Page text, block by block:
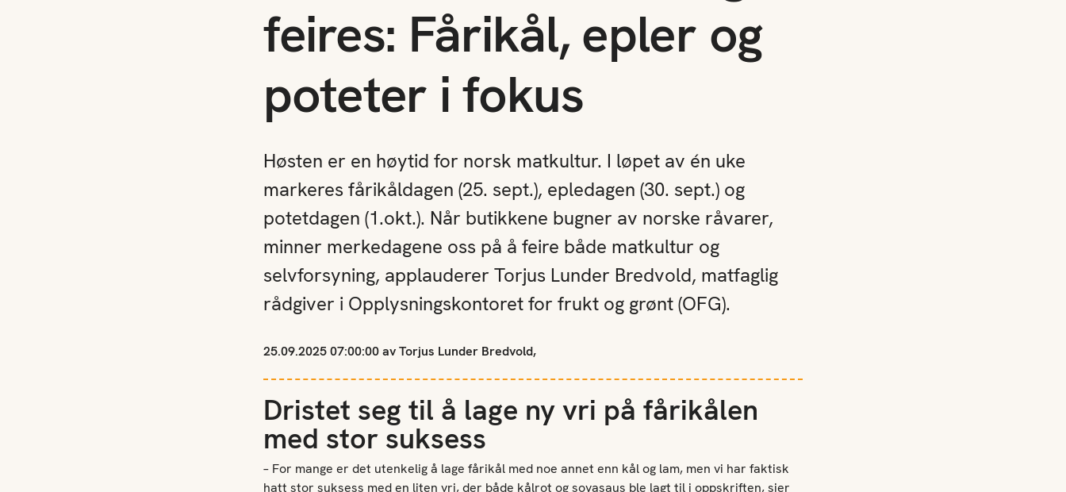
feires: Fårikål, epler og
poteter i fokus
Høsten er en høytid for norsk matkultur. I løpet av én uke
markeres fårikåldagen (25. sept.), epledagen (30. sept.) og
potetdagen (1.okt.). Når butikkene bugner av norske råvarer,
minner merkedagene oss på å feire både matkultur og
selvforsyning, applauderer Torjus Lunder Bredvold, matfaglig
rådgiver i Opplysningskontoret for frukt og grønt (OFG).
25.09.2025 07:00:00 av Torjus Lunder Bredvold,
Dristet seg til å lage ny vri på fårikålen
med stor suksess
– For mange er det utenkelig å lage fårikål med noe annet enn kål og lam, men vi har faktisk
hatt stor suksess med en liten vri, der både kålrot og soyasaus ble lagt til i oppskriften, sier